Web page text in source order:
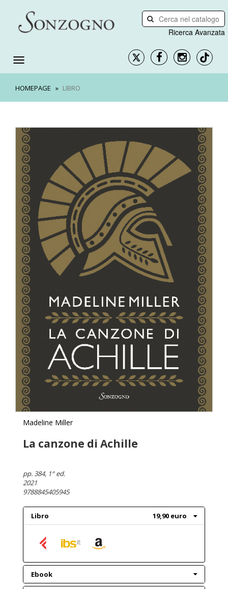
Ricerca Avanzata
HOMEPAGE LIBRO
Madeline Miller
La canzone di Achille
pp. 384, 1° ed.
2021
9788845405945
Libro 19,90 euro
Ebook